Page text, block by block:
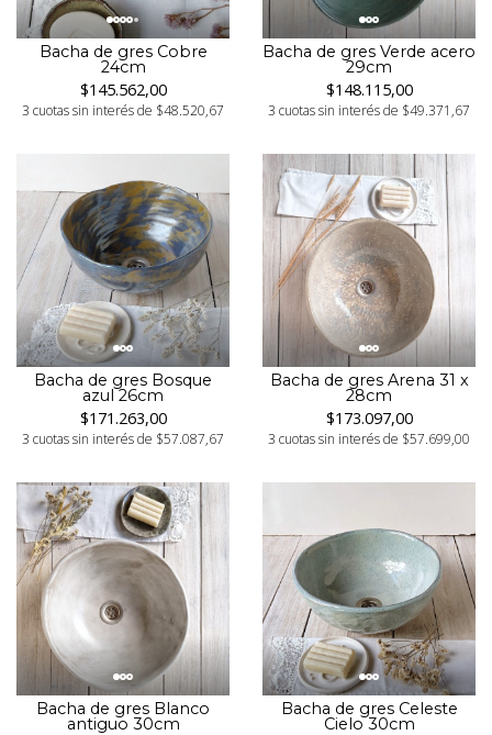
Bacha de gres Cobre
24cm
$145.562,00
3 cuotas sin interés de $48.520,67
Bacha de gres Verde acero
29cm
$148.115,00
3 cuotas sin interés de $49.371,67
Bacha de gres Bosque
azul 26cm
$171.263,00
3 cuotas sin interés de $57.087,67
Bacha de gres Arena 31 x
28cm
$173.097,00
3 cuotas sin interés de $57.699,00
Bacha de gres Blanco
antiguo 30cm
Bacha de gres Celeste
Cielo 30cm